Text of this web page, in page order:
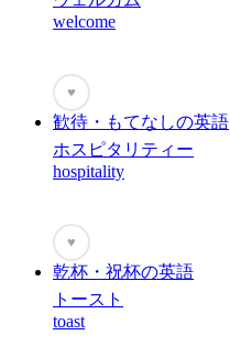
welcome
♥
歓待・もてなしの英語
ホスピタリティー
hospitality
♥
乾杯・祝杯の英語
トースト
toast